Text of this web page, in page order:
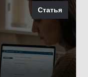
Статья